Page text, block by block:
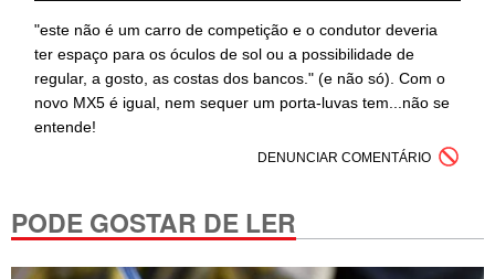
"este não é um carro de competição e o condutor deveria
ter espaço para os óculos de sol ou a possibilidade de
regular, a gosto, as costas dos bancos." (e não só). Com o
novo MX5 é igual, nem sequer um porta-luvas tem...não se
entende!
DENUNCIAR COMENTÁRIO